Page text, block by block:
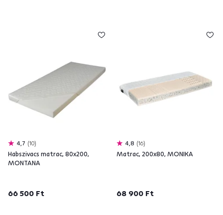
4,7 10
Habszivacs matrac, 80x200,
MONTANA
66 500 Ft
4,8 16
Matrac, 200x80, MONIKA
68 900 Ft